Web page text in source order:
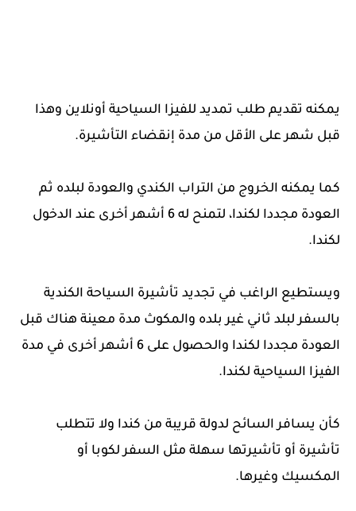
يمكنه تقديم طلب تمديد للفيزا السياحية أونلاين وهذا
قبل شهر على الأقل من مدة إنقضاء التأشيرة.
كما يمكنه الخروج من التراب الكندي والعودة لبلده ثم
العودة مجددا لكندا، لتمنح له 6 أشهر أخرى عند الدخول
لكندا.
ويستطيع الراغب في تجديد تأشيرة السياحة الكندية
بالسفر لبلد ثاني غير بلده والمكوث مدة معينة هناك قبل
العودة مجددا لكندا والحصول على 6 أشهر أخرى في مدة
الفيزا السياحية لكندا.
كأن يسافر السائح لدولة قريبة من كندا ولا تتطلب
تأشيرة أو تأشيرتها سهلة مثل السفر لكوبا أو
المكسيك وغيرها.